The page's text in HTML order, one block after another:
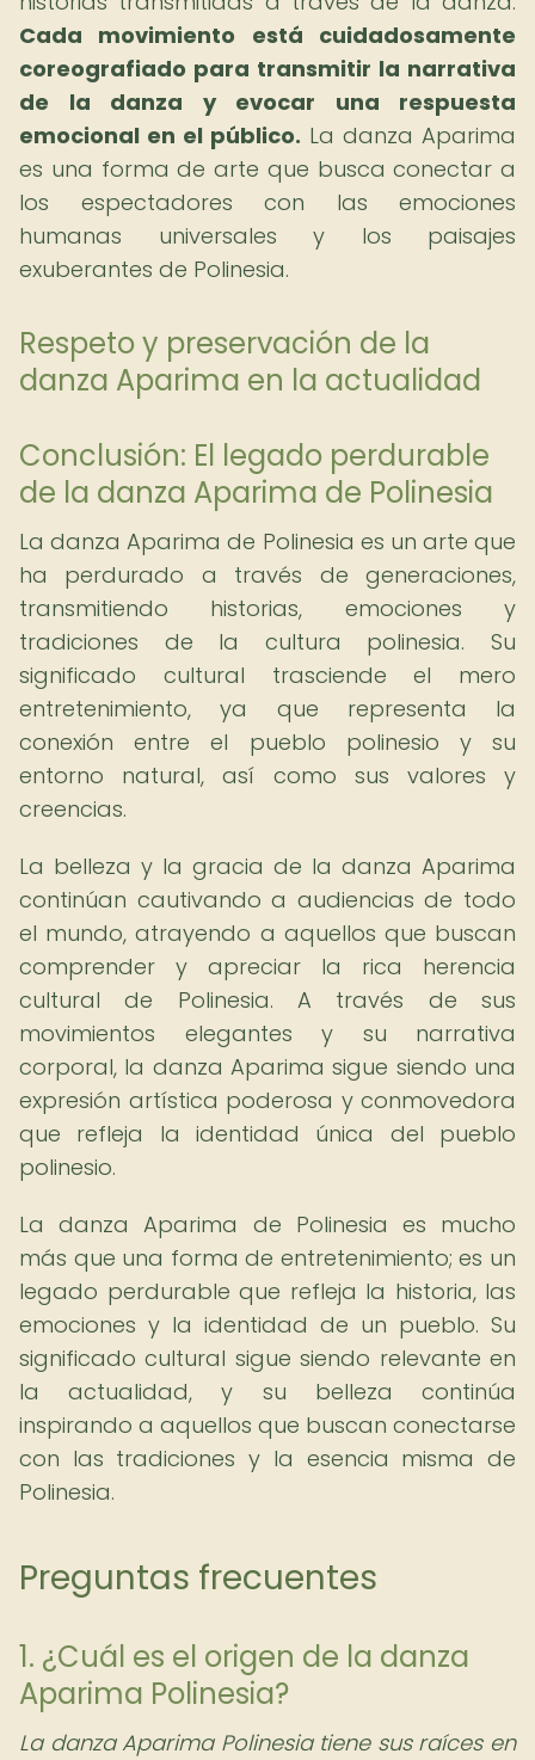
Cada movimiento está cuidadosamente
coreografiado para transmitir la narrativa
de la danza y evocar una respuesta
emocional en el público. La danza Aparima
es una forma de arte que busca conectar a
los espectadores con las emociones
humanas universales y los paisajes
exuberantes de Polinesia.
Respeto y preservación de la
danza Aparima en la actualidad
Conclusión: El legado perdurable
de la danza Aparima de Polinesia
La danza Aparima de Polinesia es un arte que
ha perdurado a través de generaciones,
transmitiendo historias, emociones y
tradiciones de la cultura polinesia. Su
significado cultural trasciende el mero
entretenimiento, ya que representa la
conexión entre el pueblo polinesio y su
entorno natural, así como sus valores y
creencias.
La belleza y la gracia de la danza Aparima
continúan cautivando a audiencias de todo
el mundo, atrayendo a aquellos que buscan
comprender y apreciar la rica herencia
cultural de Polinesia. A través de sus
movimientos elegantes y su narrativa
corporal, la danza Aparima sigue siendo una
expresión artística poderosa y conmovedora
que refleja la identidad única del pueblo
polinesio.
La danza Aparima de Polinesia es mucho
más que una forma de entretenimiento; es un
legado perdurable que refleja la historia, las
emociones y la identidad de un pueblo. Su
significado cultural sigue siendo relevante en
la actualidad, y su belleza continúa
inspirando a aquellos que buscan conectarse
con las tradiciones y la esencia misma de
Polinesia.
Preguntas frecuentes
1. ¿Cuál es el origen de la danza
Aparima Polinesia?
La danza Aparima Polinesia tiene sus raíces en